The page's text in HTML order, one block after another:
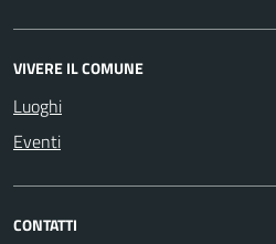
VIVERE IL COMUNE
Luoghi
Eventi
CONTATTI